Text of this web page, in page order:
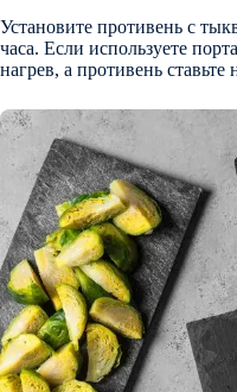
Установите противень с
часа. Если используете
нагрев, а противень